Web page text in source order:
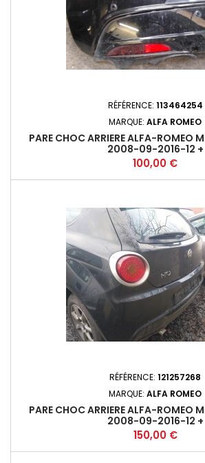
RÉFÉRENCE: 113464254
MARQUE: ALFA ROMEO
PARE CHOC ARRIERE ALFA-ROMEO
2008-09-2016-12 +
Prix
100,00 €
RÉFÉRENCE: 121257268
MARQUE: ALFA ROMEO
PARE CHOC ARRIERE ALFA-ROMEO
2008-09-2016-12 +
Prix
150,00 €